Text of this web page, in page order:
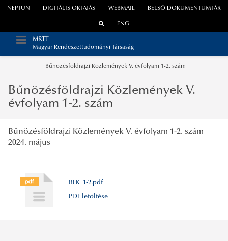
WEBMAIL
NEPTUN DIGITÁLIS OKTATÁS BELSŐ DOKUMENTUMTÁR
ENG
MRTT
Magyar Rendészettudományi Társaság
Bűnözésföldrajzi Közlemények V. évfolyam 1-2. szám
Bűnözésföldrajzi Közlemények V.
évfolyam 1-2. szám
Bűnözésföldrajzi Közlemények V. évfolyam 1-2. szám
2024. május
BFK_1-2.pdf
PDF letöltése